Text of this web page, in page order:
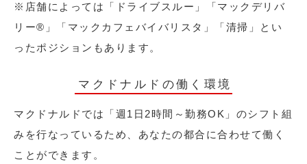
※店舗によっては「ドライブスルー」「マックデリバ
リー®︎」「マックカフェバイバリスタ」「清掃」とい
ったポジションもあります。
マクドナルドの働く環境
マクドナルドでは「週1日2時間～勤務OK」のシフト組
みを行なっているため、あなたの都合に合わせて働く
ことができます。